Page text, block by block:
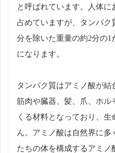
と呼ばれています。人体に
占めていますが、タンパク
分を除いた重量の約2分の1
になります。
タンパク質はアミノ酸が
筋肉や臓器、髪、爪、ホル
くる材料となっており、
ん。アミノ酸は自然界に多
たちの体を構成するアミノ